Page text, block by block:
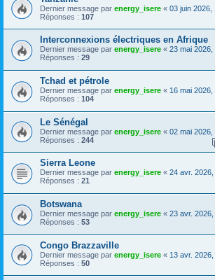
Dernier message par energy_isere « 03 juin 2026,
Réponses : 107
Interconnexions électriques en Afrique
Dernier message par energy_isere « 23 mai 2026,
Réponses : 29
Tchad et pétrole
Dernier message par energy_isere « 16 mai 2026,
Réponses : 104
Le Sénégal
Dernier message par energy_isere « 02 mai 2026,
Réponses : 244
Sierra Leone
Dernier message par energy_isere « 24 avr.
Réponses : 21
Botswana
Dernier message par energy_isere « 23 avr. 2026,
Réponses : 53
Congo Brazzaville
Dernier message par energy_isere « 13 avr. 2026,
Réponses : 50